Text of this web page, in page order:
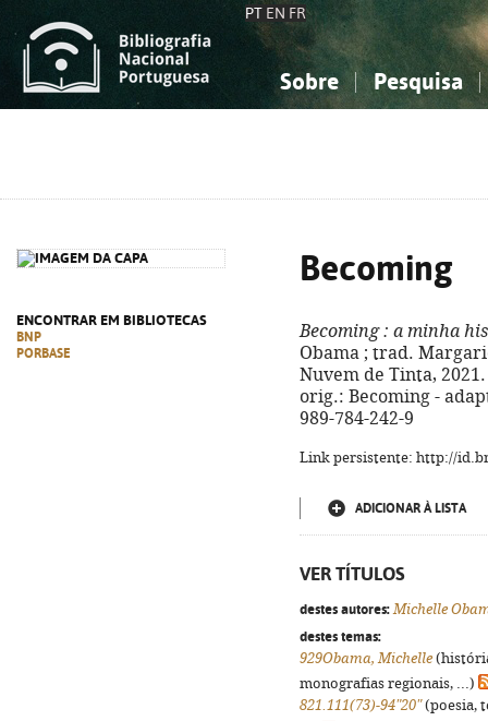
PT EN FR
Sobre Pesquisa
ENCONTRAR EM BIBLIOTECAS
BNP
PORBASE
Becoming
Becoming: a minha
Obama ; trad.
Nuvem de Tinta,
orig.: Becoming -
989-784-242-9
Link persistente: http://
ADICIONAR À LISTA
VER TÍTULOS
destes autores: Michelle
destes temas:
929Obama, Michelle
monografias regionais, ...)
821.111(73)-94"20"(poesia,